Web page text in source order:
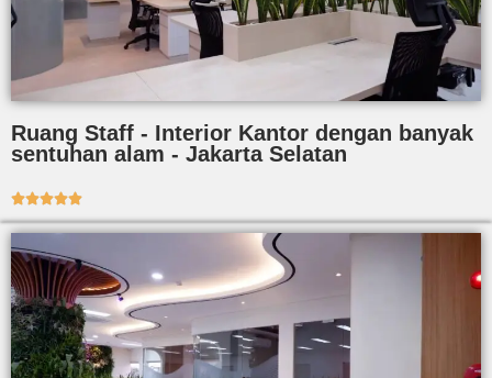
Ruang Staff - Interior Kantor dengan banyak
sentuhan alam - Jakarta Selatan
